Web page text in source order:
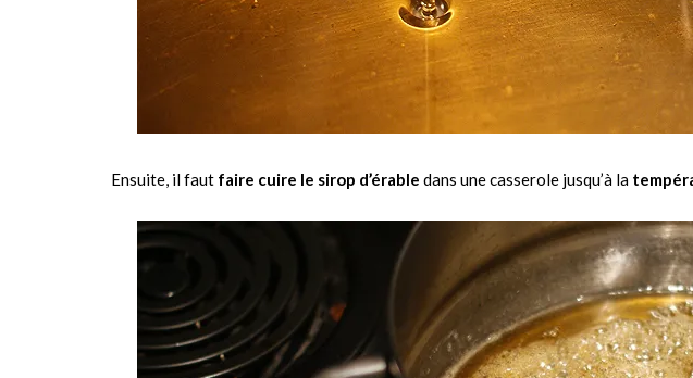
Ensuite, il faut faire cuire le sirop d’érable dans une casserole jusqu’à la